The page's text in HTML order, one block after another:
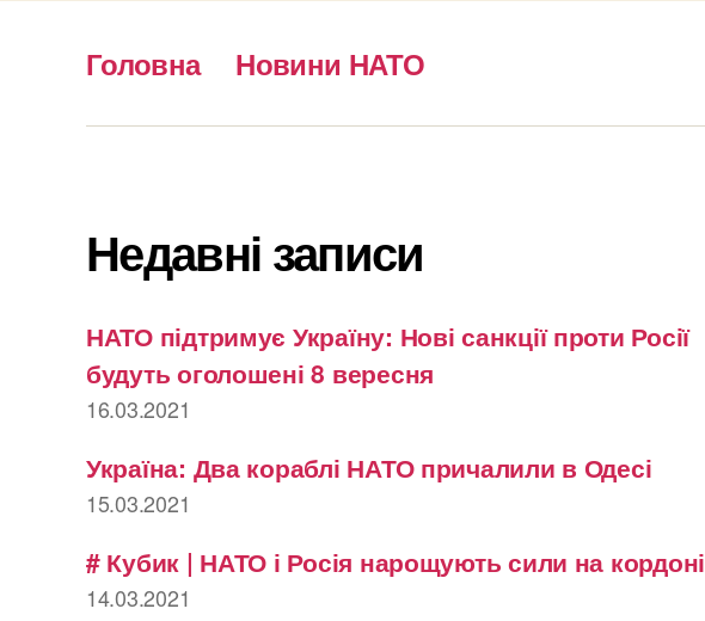
Головна Новини НАТО
Недавні записи
НАТО підтримує Україну: Нові санкції проти Росії
будуть оголошені 8 вересня
16.03.2021
Україна: Два кораблі НАТО причалили в Одесі
15.03.2021
# Кубик | НАТО і Росія нарощують сили на кордоні
14.03.2021